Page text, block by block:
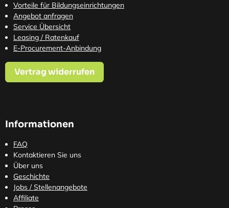
Vorteile für Bildungseinrichtungen
Angebot anfragen
Service Übersicht
Leasing / Ratenkauf
E-Procurement-Anbindung
Vertrag widerrufen
Informationen
FAQ
Kontaktieren Sie uns
Über uns
Geschichte
Jobs / Stellenangebote
Affiliate